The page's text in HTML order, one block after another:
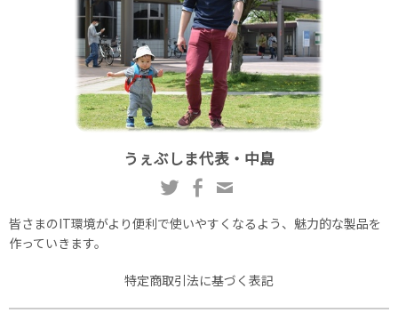
うぇぶしま代表・中島
皆さまのIT環境がより便利で使いやすくなるよう、魅力的な製品を
作っていきます。
特定商取引法に基づく表記